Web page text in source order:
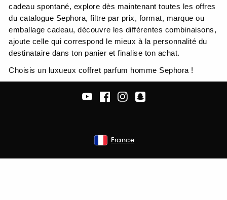
cadeau spontané, explore dès maintenant toutes les offres
du catalogue Sephora, filtre par prix, format, marque ou
emballage cadeau, découvre les différentes combinaisons,
ajoute celle qui correspond le mieux à la personnalité du
destinataire dans ton panier et finalise ton achat.
Choisis un luxueux coffret parfum homme Sephora !
France